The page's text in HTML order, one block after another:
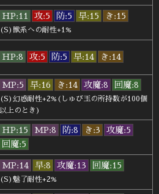
HP:11 攻:5 防:5 早:15 き:15
(S)獣系への耐性+1%
HP:8 攻:5 防:5 早:14 き:14
MP:5 早:16 き:14 攻魔:8 回魔:8
(S)幻惑耐性+2%(しゅび玉の所持数が100個
以上のとき)
HP:15 MP:8 防:8 き:3
攻魔:5
回魔:5
MP:14 早:8 攻魔:13 回魔:15
(S)魅了耐性+2%